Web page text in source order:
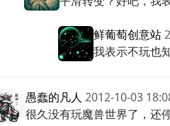
鲜葡萄创意站
我表示不玩也
愚蠢的凡人 2012-10-03
很久没有玩魔兽世界了，还